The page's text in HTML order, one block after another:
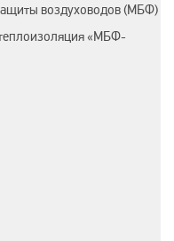
воздуховодов (МБФ)
«МБФ-